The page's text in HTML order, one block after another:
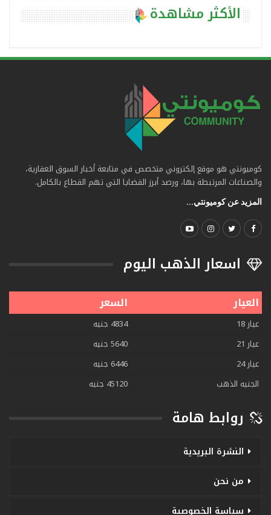
الأكثر مشاهدة
كوميونتي هو موقع إلكتروني متخصص في متابعة أخبار السوق العقارية،
والصناعات المرتبطة بها، ورصد أبرز القضايا التي تهم القطاع بالكامل.
المزيد عن كوميونتي...
اسعار الذهب اليوم
العيار السعر
عيار 18
4834 جنيه
عيار 21
5640 جنيه
عيار 24
6446 جنيه
الجنيه الذهب
45120 جنيه
روابط هامة
النشرة البريدية
من نحن
سياسة الخصوصية